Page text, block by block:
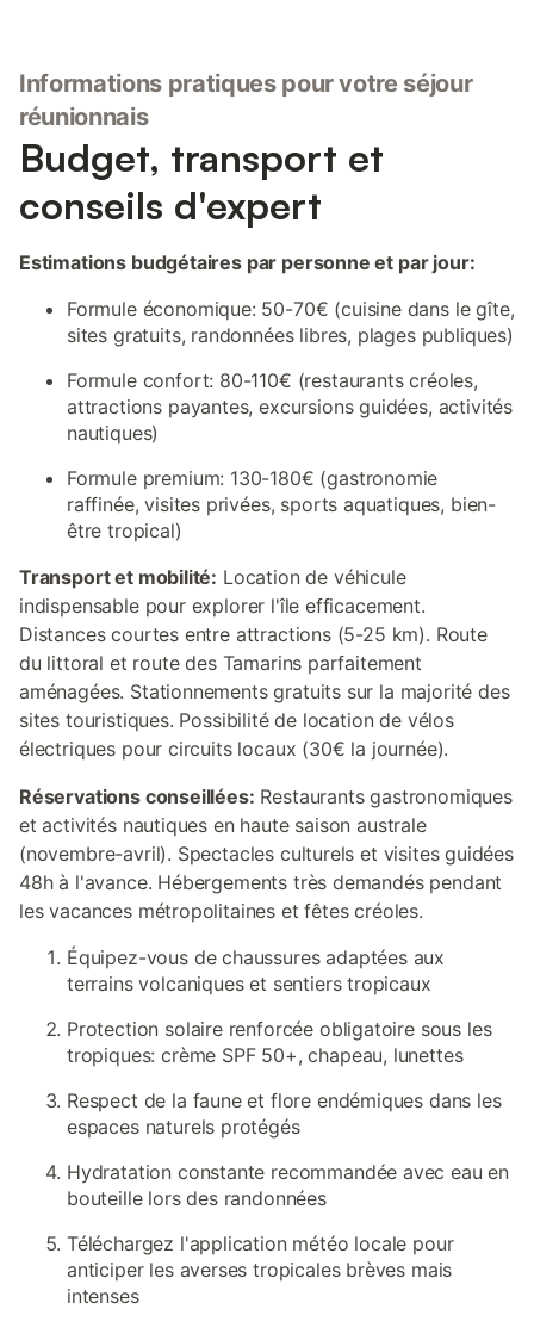
Informations pratiques pour votre séjour
réunionnais
Budget, transport et
conseils d'expert
Estimations budgétaires par personne et par jour:
Formule économique: 50-70€ (cuisine dans le gîte,
sites gratuits, randonnées libres, plages publiques)
Formule confort: 80-110€ (restaurants créoles,
attractions payantes, excursions guidées, activités
nautiques)
Formule premium: 130-180€ (gastronomie
raffinée, visites privées, sports aquatiques, bien-
être tropical)
Transport et mobilité: Location de véhicule
indispensable pour explorer l'île efficacement.
Distances courtes entre attractions (5-25 km). Route
du littoral et route des Tamarins parfaitement
aménagées. Stationnements gratuits sur la majorité des
sites touristiques. Possibilité de location de vélos
électriques pour circuits locaux (30€ la journée).
Réservations conseillées: Restaurants gastronomiques
et activités nautiques en haute saison australe
(novembre-avril). Spectacles culturels et visites guidées
48h à l'avance. Hébergements très demandés pendant
les vacances métropolitaines et fêtes créoles.
Équipez-vous de chaussures adaptées aux
terrains volcaniques et sentiers tropicaux
Protection solaire renforcée obligatoire sous les
tropiques: crème SPF 50+, chapeau, lunettes
Respect de la faune et flore endémiques dans les
espaces naturels protégés
Hydratation constante recommandée avec eau en
bouteille lors des randonnées
Téléchargez l'application météo locale pour
anticiper les averses tropicales brèves mais
intenses